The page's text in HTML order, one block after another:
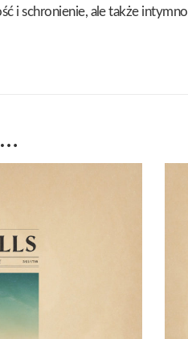
i schronienie, ale także